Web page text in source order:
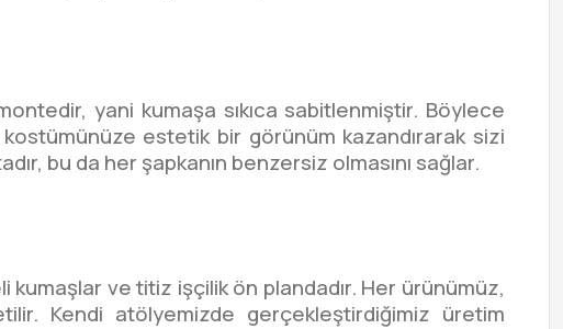
yani kumaşa sıkıca sabitlenmiştir. Böylece
estetik bir görünüm kazandırarak sizi
bu da her şapkanın benzersiz olmasını sağlar.
kumaşlar ve titiz işçilik ön plandadır. Her ürünümüz,
Kendi atölyemizde gerçekleştirdiğimiz üretim